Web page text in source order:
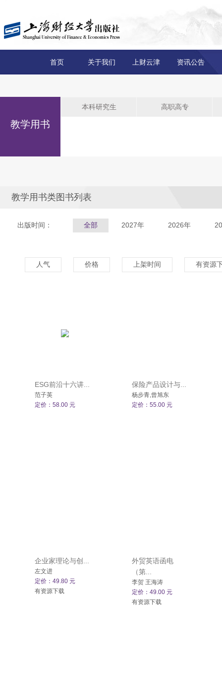
首页 关于我们 上财云津 资讯公告
教学用书
本科研究生 高职高专
教学用书类图书列表
出版时间： 全部 2027年 2026年
人气 价格 上架时间 有资源
ESG前沿十六讲...
范子英
定价：58.00 元
保险产品设计与...
杨步青,曾旭东
定价：55.00 元
企业家理论与创...
左文进
定价：49.80 元
有资源下载
外贸英语函电
（第...
李贺 王海涛
定价：49.00 元
有资源下载